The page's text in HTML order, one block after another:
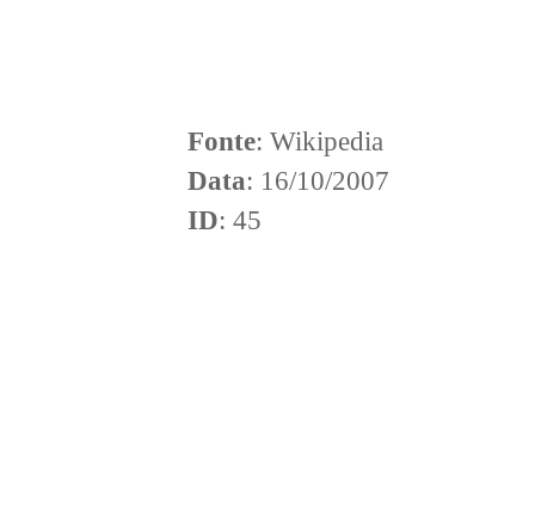
Fonte: Wikipedia
Data: 16/10/2007
ID: 45